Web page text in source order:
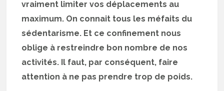
vraiment limiter vos déplacements au
maximum. On connait tous les méfaits du
sédentarisme. Et ce confinement nous
oblige à restreindre bon nombre de nos
activités. Il faut, par conséquent, faire
attention à ne pas prendre trop de poids.